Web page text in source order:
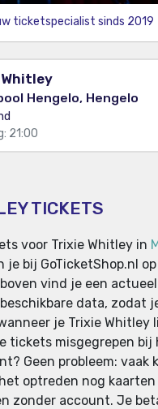
ticketspecialist sinds 2019
Hengelo, Hengelo
21:00
TICKETS
voor Trixie Whitley in
je bij GoTicketShop.nl
vind je een actueel
data, zodat
je Trixie Whitley
tickets misgegrepen bij
Geen probleem: vaak
optreden nog kaarten
zonder account. Je